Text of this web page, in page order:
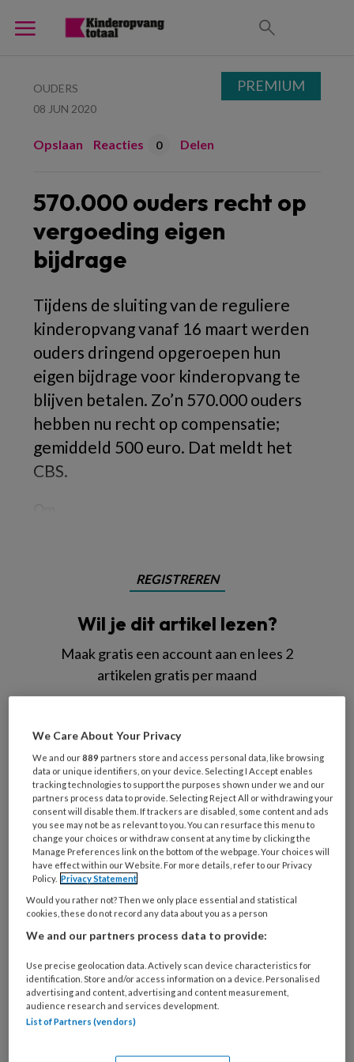
OUDERS
08 JUN 2020
Opslaan Reacties 0 Delen
570.000 ouders recht op
vergoeding eigen
bijdrage
Tijdens de sluiting van de reguliere
kinderopvang vanaf 16 maart werden
ouders dringend opgeroepen hun
eigen bijdrage voor kinderopvang te
blijven betalen. Zo’n 570.000 ouders
hebben nu recht op compensatie;
gemiddeld 500 euro. Dat meldt het
CBS.
REGISTREREN
Wil je dit artikel lezen?
Maak gratis een account aan en lees 2
artikelen gratis per maand
Wat
is
je
e-
mailadres?
* *
Kies
je
wachtwoord* *
Kies
je
functie *
welke
organisatie
werk
je?
Untitled
Ontvang 2x per week de
PREMIUM
We Care About Your Privacy
We and our889 partners store and access personal data, like browsing
data or unique identifiers, on your device. Selecting I Accept enables
tracking technologies to support the purposes shown under we and our
partners process data to provide. Selecting Reject All or withdrawing your
consent will disable them. If trackers are disabled, some content and ads
you see may not be as relevant to you. You can resurface this menu to
change your choices or withdraw consent at any time by clicking the
Manage Preferences link on the bottom of the webpage. Your choices will
have effect within our Website. For more details, refer to our Privacy
Policy. Privacy Statement
Would you rather not? Then we only place essential and statistical
cookies, these do not record any data about you as a person
We and our partners process data to provide:
Use precise geolocation data. Actively scan device characteristics for
identification. Store and/or access information on a device. Personalised
advertising and content, advertising and content measurement,
audience research and services development.
List of Partners (vendors)